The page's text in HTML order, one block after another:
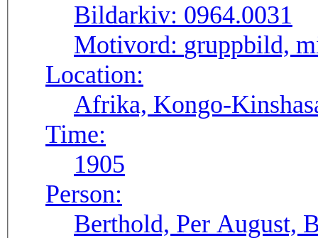
Bildarkiv: 0964.0031
Motivord: gruppbild,
Location:
Afrika, Kongo-
Time:
1905
Person:
Berthold, Per August,